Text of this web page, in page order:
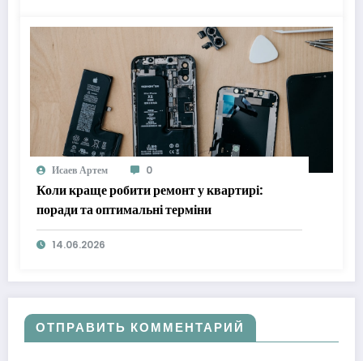
Исаев Артем 0
Коли краще робити ремонт у квартирі:
поради та оптимальні терміни
14.06.2026
ОТПРАВИТЬ КОММЕНТАРИЙ